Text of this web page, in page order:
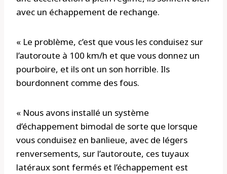
avec un échappement de rechange.
« Le problème, c’est que vous les conduisez sur
l’autoroute à 100 km/h et que vous donnez un
pourboire, et ils ont un son horrible. Ils
bourdonnent comme des fous.
« Nous avons installé un système
d’échappement bimodal de sorte que lorsque
vous conduisez en banlieue, avec de légers
renversements, sur l’autoroute, ces tuyaux
latéraux sont fermés et l’échappement est